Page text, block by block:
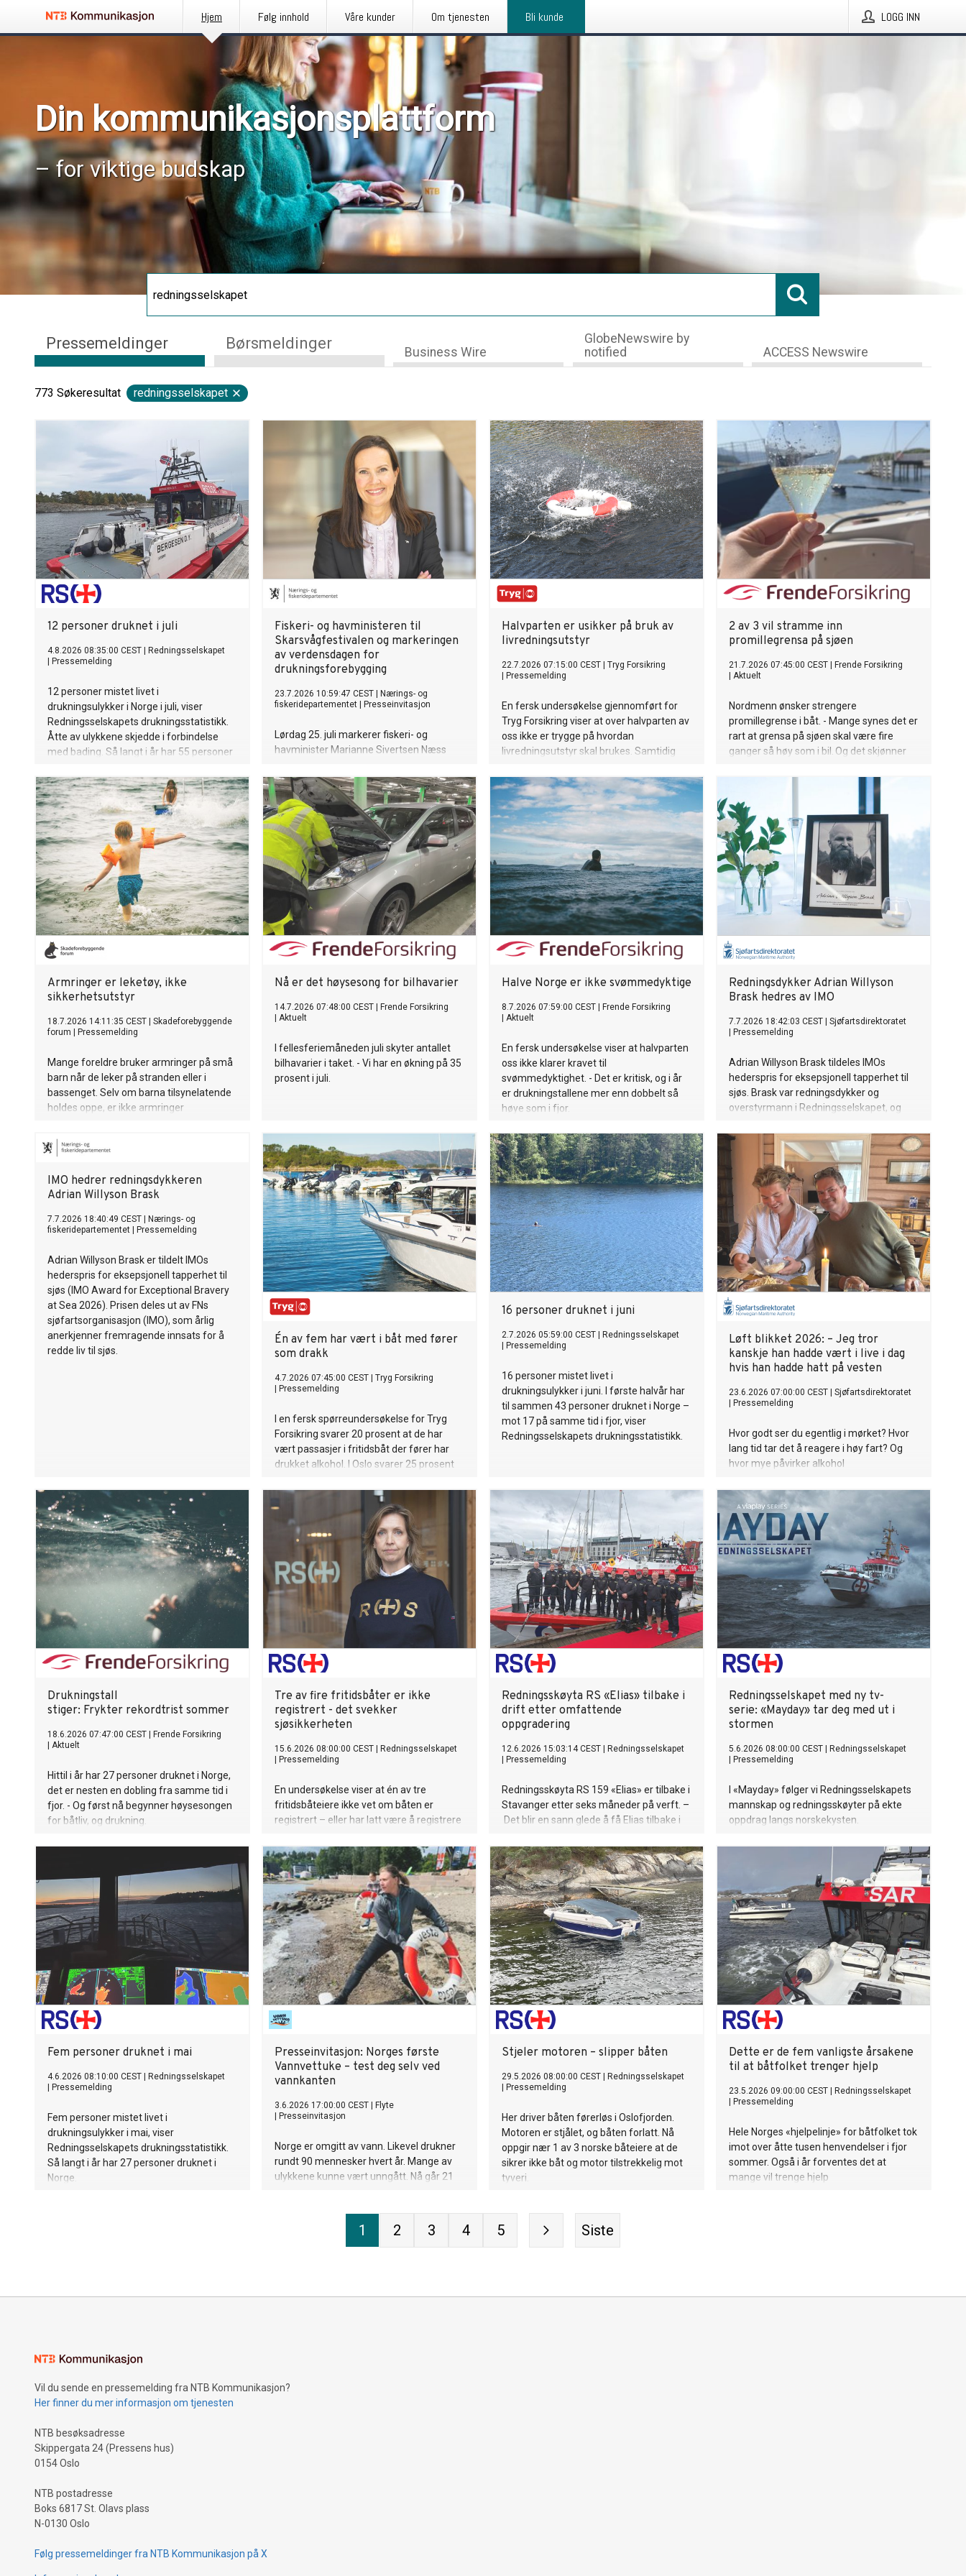
Hjem Følg innhold Våre kunder Om tjenesten Bli kunde LOGG INN
Din kommunikasjonsplattform
– for viktige budskap
Pressemeldinger Børsmeldinger Business Wire
GlobeNewswire by
notified
ACCESS Newswire
773 Søkeresultat redningsselskapet
12 personer druknet i juli
4.8.2026 08:35:00 CEST
Redningsselskapet
Pressemelding
12 personer mistet livet i
drukningsulykker i Norge i juli, viser
Redningsselskapets drukningsstatistikk.
Åtte av ulykkene skjedde i forbindelse
med bading. Så langt i år har 55 personer
2025.
Fiskeri- og havministeren til
Skarsvågfestivalen og markeringen
av verdensdagen for
drukningsforebygging
23.7.2026 10:59:47 CEST
Nærings- og
fiskeridepartementet
Presseinvitasjon
Lørdag 25. juli markerer fiskeri- og
havminister Marianne Sivertsen Næss
drukning i Skarsvåg, verdens nordligste
fiskevær.
Halvparten er usikker på bruk av
livredningsutstyr
22.7.2026 07:15:00 CEST
Tryg Forsikring
Pressemelding
En fersk undersøkelse gjennomført for
Tryg Forsikring viser at over halvparten av
oss ikke er trygge på hvordan
livredningsutstyr skal brukes. Samtidig
sammenlignet med fjoråret.
2 av 3 vil stramme inn
promillegrensa på sjøen
21.7.2026 07:45:00 CEST
Frende Forsikring
Aktuelt
Nordmenn ønsker strengere
promillegrense i båt. - Mange synes det er
rart at grensa på sjøen skal være fire
ganger så høy som i bil. Og det skjønner
Armringer er leketøy, ikke
sikkerhetsutstyr
18.7.2026 14:11:35 CEST
Skadeforebyggende
forum
Pressemelding
Mange foreldre bruker armringer på små
barn når de leker på stranden eller i
bassenget. Selv om barna tilsynelatende
holdes oppe, er ikke armringer
trygghet.
Nå er det høysesong for bilhavarier
14.7.2026 07:48:00 CEST
Frende Forsikring
Aktuelt
I fellesferiemåneden juli skyter antallet
bilhavarier i taket. - Vi har en økning på 35
prosent i juli.
Halve Norge er ikke svømmedyktige
8.7.2026 07:59:00 CEST
Frende Forsikring
Aktuelt
En fersk undersøkelse viser at halvparten
oss ikke klarer kravet til
svømmedyktighet. - Det er kritisk, og i år
er drukningstallene mer enn dobbelt så
høye som i fjor.
Redningsdykker Adrian Willyson
Brask hedres av IMO
7.7.2026 18:42:03 CEST
Sjøfartsdirektoratet
Pressemelding
Adrian Willyson Brask tildeles IMOs
hederspris for eksepsjonell tapperhet til
sjøs. Brask var redningsdykker og
overstyrmann i Redningsselskapet, og
ung jente som var savnet i Nappstraumen
i Lofoten.
IMO hedrer redningsdykkeren
Adrian Willyson Brask
7.7.2026 18:40:49 CEST
Nærings- og
fiskeridepartementet
Pressemelding
Adrian Willyson Brask er tildelt IMOs
hederspris for eksepsjonell tapperhet til
sjøs (IMO Award for Exceptional Bravery
at Sea 2026). Prisen deles ut av FNs
sjøfartsorganisasjon (IMO), som årlig
anerkjenner fremragende innsats for å
redde liv til sjøs.
Én av fem har vært i båt med fører
som drakk
4.7.2026 07:45:00 CEST
Tryg Forsikring
Pressemelding
I en fersk spørreundersøkelse for Tryg
Forsikring svarer 20 prosent at de har
vært passasjer i fritidsbåt der fører har
drukket alkohol. I Oslo svarer 25 prosent
drukningstallene.
16 personer druknet i juni
2.7.2026 05:59:00 CEST
Redningsselskapet
Pressemelding
16 personer mistet livet i
drukningsulykker i juni. I første halvår har
til sammen 43 personer druknet i Norge –
mot 17 på samme tid i fjor, viser
Redningsselskapets drukningsstatistikk.
Løft blikket 2026: – Jeg tror
kanskje han hadde vært i live i dag
hvis han hadde hatt på vesten
23.6.2026 07:00:00 CEST
Sjøfartsdirektoratet
Pressemelding
Hvor godt ser du egentlig i mørket? Hvor
lang tid tar det å reagere i høy fart? Og
hvor mye påvirker alkohol
spørsmål Redningsselskapet, Kystverket
og Sjøfartsdirektoratet ønsker at norske
båtførere skal reflektere over gjennom
årets Løft blikket-kampanje.
Drukningstall
stiger: Frykter rekordtrist sommer
18.6.2026 07:47:00 CEST
Frende Forsikring
Aktuelt
Hittil i år har 27 personer druknet i Norge,
det er nesten en dobling fra samme tid i
fjor. - Og først nå begynner høysesongen
for båtliv, og drukning.
Tre av fire fritidsbåter er ikke
registrert - det svekker
sjøsikkerheten
15.6.2026 08:00:00 CEST
Redningsselskapet
Pressemelding
En undersøkelse viser at én av tre
fritidsbåteiere ikke vet om båten er
registrert – eller har latt være å registrere
i Norge registrert. Det bekymrer
Redningsselskapet.
Redningsskøyta RS «Elias» tilbake i
drift etter omfattende
oppgradering
12.6.2026 15:03:14 CEST
Redningsselskapet
Pressemelding
Redningsskøyta RS 159 «Elias» er tilbake i
Stavanger etter seks måneder på verft. –
Det blir en sann glede å få Elias tilbake i
operativ leder i RSRK Stavanger, Bengt
Olav Gåsøy.
Redningsselskapet med ny tv-
serie: «Mayday» tar deg med ut i
stormen
5.6.2026 08:00:00 CEST
Redningsselskapet
Pressemelding
I «Mayday» følger vi Redningsselskapets
mannskap og redningsskøyter på ekte
oppdrag langs norskekysten.
Fem personer druknet i mai
4.6.2026 08:10:00 CEST
Redningsselskapet
Pressemelding
Fem personer mistet livet i
drukningsulykker i mai, viser
Redningsselskapets drukningsstatistikk.
Så langt i år har 27 personer druknet i
Norge.
Presseinvitasjon: Norges første
Vannvettuke – test deg selv ved
vannkanten
3.6.2026 17:00:00 CEST
Flyte
Presseinvitasjon
Norge er omgitt av vann. Likevel drukner
rundt 90 mennesker hvert år. Mange av
ulykkene kunne vært unngått. Nå går 21
Stjeler motoren – slipper båten
29.5.2026 08:00:00 CEST
Redningsselskapet
Pressemelding
Her driver båten førerløs i Oslofjorden.
Motoren er stjålet, og båten forlatt. Nå
oppgir nær 1 av 3 norske båteiere at de
sikrer ikke båt og motor tilstrekkelig mot
tyveri.
Dette er de fem vanligste årsakene
til at båtfolket trenger hjelp
23.5.2026 09:00:00 CEST
Redningsselskapet
Pressemelding
Hele Norges «hjelpelinje» for båtfolket tok
imot over åtte tusen henvendelser i fjor
sommer. Også i år forventes det at
mange vil trenge hjelp
1 2 3 4 5 Siste
Vil du sende en pressemelding fra NTB Kommunikasjon?
Her finner du mer informasjon om tjenesten
NTB besøksadresse
Skippergata 24 (Pressens hus)
0154 Oslo
NTB postadresse
Boks 6817 St. Olavs plass
N-0130 Oslo
Følg pressemeldinger fra NTB Kommunikasjon på X